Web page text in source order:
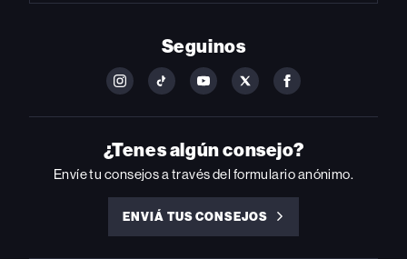
Seguinos
FOLLOW
ON
INSTAGRAM
FOLLOW
ON
YOUTUBE
FOLLOW
ON
YOUTUBE
FOLLOW
ON
FOLLOW
ON
FACEBOOK
¿Tenes algún consejo?
Envíe tu consejos a través del formulario anónimo.
ENVIÁ TUS CONSEJOS
ENVIÁ